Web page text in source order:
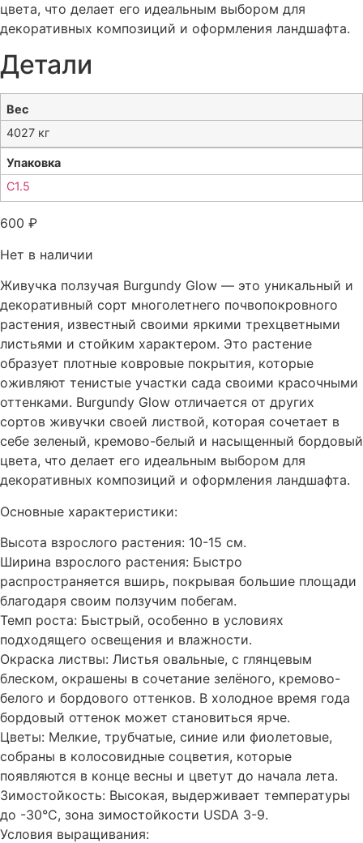
цвета, что делает его идеальным выбором для
декоративных композиций и оформления ландшафта.
Детали
Вес
4027 кг
Упаковка
С1.5
600 ₽
Нет в наличии
Живучка ползучая Burgundy Glow — это уникальный и
декоративный сорт многолетнего почвопокровного
растения, известный своими яркими трехцветными
листьями и стойким характером. Это растение
образует плотные ковровые покрытия, которые
оживляют тенистые участки сада своими красочными
оттенками. Burgundy Glow отличается от других
сортов живучки своей листвой, которая сочетает в
себе зеленый, кремово-белый и насыщенный бордовый
цвета, что делает его идеальным выбором для
декоративных композиций и оформления ландшафта.
Основные характеристики:
Высота взрослого растения: 10-15 см.
Ширина взрослого растения: Быстро
распространяется вширь, покрывая большие площади
благодаря своим ползучим побегам.
Темп роста: Быстрый, особенно в условиях
подходящего освещения и влажности.
Окраска листвы: Листья овальные, с глянцевым
блеском, окрашены в сочетание зелёного, кремово-
белого и бордового оттенков. В холодное время года
бордовый оттенок может становиться ярче.
Цветы: Мелкие, трубчатые, синие или фиолетовые,
собраны в колосовидные соцветия, которые
появляются в конце весны и цветут до начала лета.
Зимостойкость: Высокая, выдерживает температуры
до -30°C, зона зимостойкости USDA 3-9.
Условия выращивания: